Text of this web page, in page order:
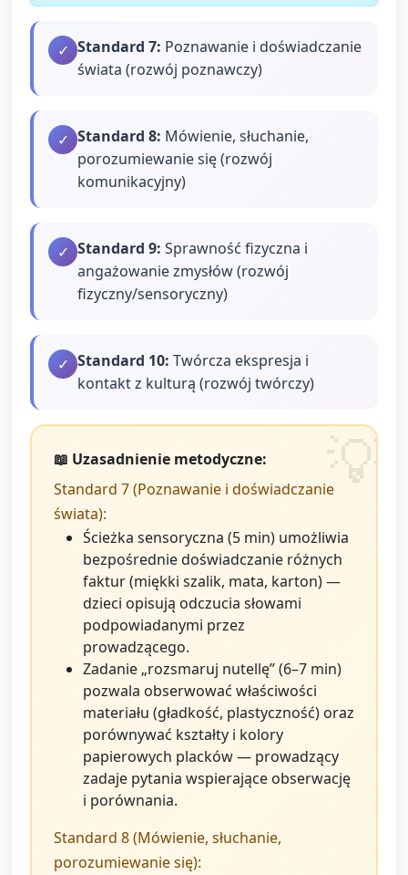
✓ Standard 7: Poznawanie i doświadczanie
świata (rozwój poznawczy)
✓ Standard 8: Mówienie, słuchanie,
porozumiewanie się (rozwój
komunikacyjny)
✓ Standard 9: Sprawność fizyczna i
angażowanie zmysłów (rozwój
fizyczny/sensoryczny)
✓ Standard 10: Twórcza ekspresja i
kontakt z kulturą (rozwój twórczy)
📖 Uzasadnienie metodyczne:
Standard 7 (Poznawanie i doświadczanie
świata):
Ścieżka sensoryczna (5 min) umożliwia
bezpośrednie doświadczanie różnych
faktur (miękki szalik, mata, karton) —
dzieci opisują odczucia słowami
podpowiadanymi przez
prowadzącego.
Zadanie „rozsmaruj nutellę” (6–7 min)
pozwala obserwować właściwości
materiału (gładkość, plastyczność) oraz
porównywać kształty i kolory
papierowych placków — prowadzący
zadaje pytania wspierające obserwację
i porównania.
Standard 8 (Mówienie, słuchanie,
porozumiewanie się):